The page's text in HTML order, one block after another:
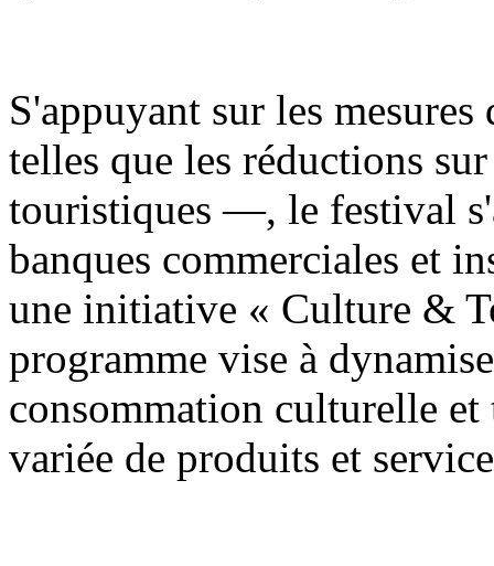
S'appuyant sur les
telles que les réductions
touristiques —, le festival
banques commerciales et
une initiative « Culture &
programme vise à
consommation culturelle et
variée de produits et